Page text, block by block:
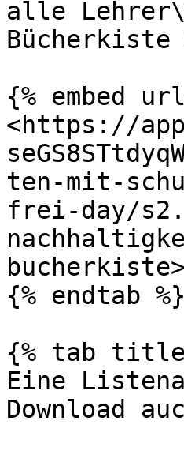
alle
Bücherkiste
{% embed
<https://
ten-mit-
frei-day/
{% endtab %}
{% tab
Eine
Download